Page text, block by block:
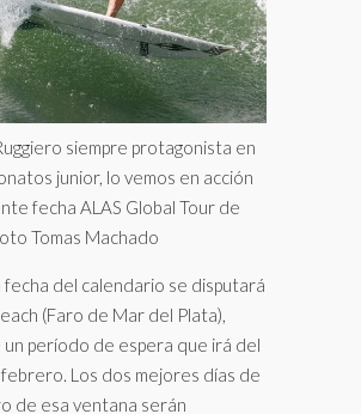
siempre protagonista en
junior, lo vemos en acción
fecha ALAS Global Tour de
Tomas Machado
fecha del calendario se disputará
(Faro de Mar del Plata),
período de espera que irá del
Los dos mejores días de
de esa ventana serán